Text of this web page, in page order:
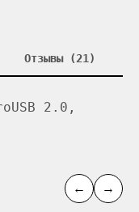
Отзывы (21)
2.0,
← →